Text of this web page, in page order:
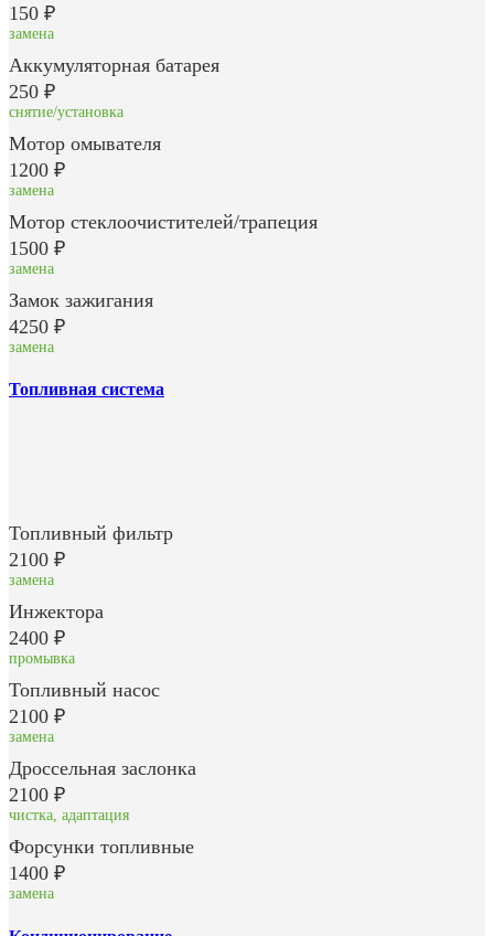
150 ₽
замена
Аккумуляторная батарея
250 ₽
снятие/установка
Мотор омывателя
1200 ₽
замена
Мотор стеклоочистителей/трапеция
1500 ₽
замена
Замок зажигания
4250 ₽
замена
Топливная система
Топливный фильтр
2100 ₽
замена
Инжектора
2400 ₽
промывка
Топливный насос
2100 ₽
замена
Дроссельная заслонка
2100 ₽
чистка, адаптация
Форсунки топливные
1400 ₽
замена